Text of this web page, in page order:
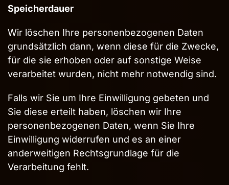
Speicherdauer
Wir löschen Ihre personenbezogenen Daten
grundsätzlich dann, wenn diese für die Zwecke,
für die sie erhoben oder auf sonstige Weise
verarbeitet wurden, nicht mehr notwendig sind.
Falls wir Sie um Ihre Einwilligung gebeten und
Sie diese erteilt haben, löschen wir Ihre
personenbezogenen Daten, wenn Sie Ihre
Einwilligung widerrufen und es an einer
anderweitigen Rechtsgrundlage für die
Verarbeitung fehlt.